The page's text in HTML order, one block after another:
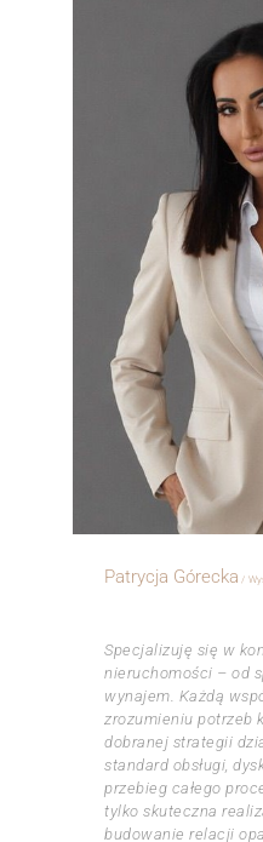
Patrycja Górecka
Specjalizuję się w
nieruchomości – od
wynajem. Każdą
zrozumieniu potrzeb
dobranej strategii
standard obsługi,
przebieg całego
tylko skuteczna
budowanie relacji